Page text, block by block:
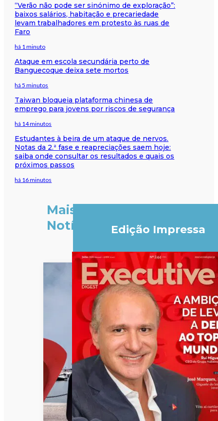
“Verão não pode ser sinónimo de exploração”:
baixos salários, habitação e precariedade
levam trabalhadores em protesto às ruas de
Faro
há 1 minuto
Ataque em escola secundária perto de
Banguecoque deixa sete mortos
há 5 minutos
Taiwan bloqueia plataforma chinesa de
emprego para jovens por riscos de segurança
há 14 minutos
Estudantes à beira de um ataque de nervos.
Notas da 2.ª fase e reapreciações saem hoje:
saiba onde consultar os resultados e quais os
próximos passos
há 16 minutos
Mais
Notícias
Edição Impressa